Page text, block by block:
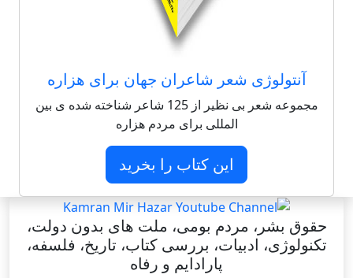
آنتولوژی شعر شاعران جهان برای هزاره
مجموعه شعر بی نظیر از 125 شاعر شناخته شده ی بین
المللی برای مردم هزاره
این کتاب را بخرید
حقوق بشر، مردم بومی، ملت های بدون دولت،
تکنولوژی، ادبیات، بررسی کتاب، تاریخ، فلسفه،
پارادایم و رفاه